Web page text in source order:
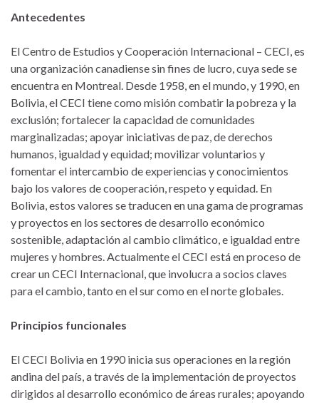
Antecedentes
El Centro de Estudios y Cooperación Internacional – CECI, es
una organización canadiense sin fines de lucro, cuya sede se
encuentra en Montreal. Desde 1958, en el mundo, y 1990, en
Bolivia, el CECI tiene como misión combatir la pobreza y la
exclusión; fortalecer la capacidad de comunidades
marginalizadas; apoyar iniciativas de paz, de derechos
humanos, igualdad y equidad; movilizar voluntarios y
fomentar el intercambio de experiencias y conocimientos
bajo los valores de cooperación, respeto y equidad. En
Bolivia, estos valores se traducen en una gama de programas
y proyectos en los sectores de desarrollo económico
sostenible, adaptación al cambio climático, e igualdad entre
mujeres y hombres. Actualmente el CECI está en proceso de
crear un CECI Internacional, que involucra a socios claves
para el cambio, tanto en el sur como en el norte globales.
Principios funcionales
El CECI Bolivia en 1990 inicia sus operaciones en la región
andina del país, a través de la implementación de proyectos
dirigidos al desarrollo económico de áreas rurales; apoyando